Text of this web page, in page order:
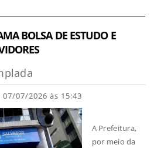
BOLSA DE ESTUDO E
07/2026 às 15:43
A Prefeitura,
por meio da